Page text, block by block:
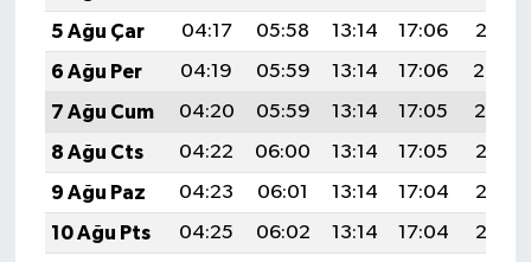
5 Ağu Çar
04:17 05:58 13:14 17:06
20:21
6 Ağu Per
04:19 05:59 13:14 17:06
20:20
7 Ağu Cum
04:20 05:59 13:14 17:05
20:19
8 Ağu Cts
04:22 06:00 13:14 17:05
20:17
9 Ağu Paz
04:23 06:01 13:14 17:04
20:16
10 Ağu Pts
04:25 06:02 13:14 17:04
20:15